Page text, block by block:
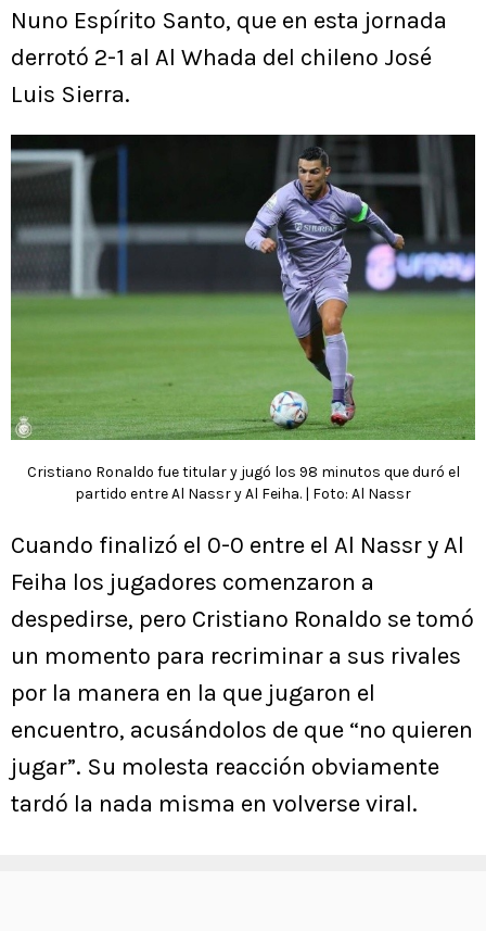
Nuno Espírito Santo, que en esta jornada
derrotó 2-1 al Al Whada del chileno José
Luis Sierra.
Cristiano Ronaldo fue titular y jugó los 98 minutos que duró el
partido entre Al Nassr y Al Feiha. | Foto: Al Nassr
Cuando finalizó el 0-0 entre el Al Nassr y Al
Feiha los jugadores comenzaron a
despedirse, pero Cristiano Ronaldo se tomó
un momento para recriminar a sus rivales
por la manera en la que jugaron el
encuentro, acusándolos de que “no quieren
jugar”. Su molesta reacción obviamente
tardó la nada misma en volverse viral.